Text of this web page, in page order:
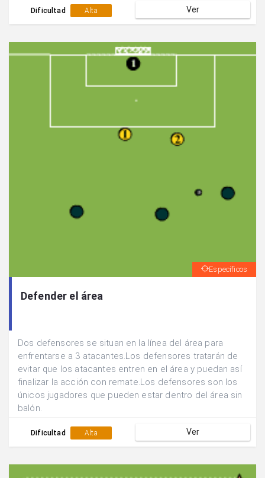
Dificultad Alta Ver
Específicos
Defender el área
Dos defensores se situan en la línea del área para
enfrentarse a 3 atacantes.Los defensores tratarán de
evitar que los atacantes entren en el área y puedan así
finalizar la acción con remate.Los defensores son los
únicos jugadores que pueden estar dentro del área sin
balón.
Dificultad Alta Ver